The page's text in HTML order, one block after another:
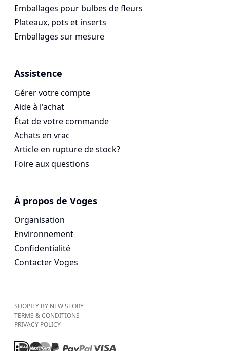
Emballages pour bulbes de fleurs
Plateaux, pots et inserts
Emballages sur mesure
Assistence
Gérer votre compte
Aide à l'achat
État de votre commande
Achats en vrac
Article en rupture de stock?
Foire aux questions
À propos de Voges
Organisation
Environnement
Confidentialité
Contacter Voges
SHOPIFY BY NEW STORY
TERMS & CONDITIONS
PRIVACY POLICY